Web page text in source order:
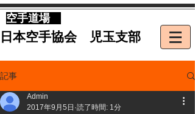
​空手道場
​日本空手協会 児玉支部
記事
Admin
2017年9月5日 読了時間: 1分